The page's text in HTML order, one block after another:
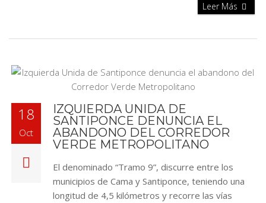
Leer Más
18
Oct
IZQUIERDA UNIDA DE
SANTIPONCE DENUNCIA EL
ABANDONO DEL CORREDOR
VERDE METROPOLITANO
El denominado “Tramo 9”, discurre entre los
municipios de Cama y Santiponce, teniendo una
longitud de 4,5 kilómetros y recorre las vías